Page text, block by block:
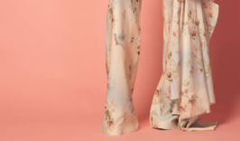
XS S L